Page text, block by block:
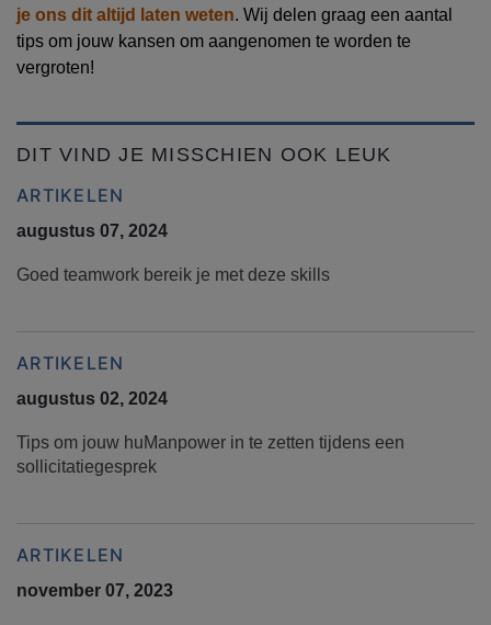
je ons dit altijd laten weten. Wij delen graag een aantal
tips om jouw kansen om aangenomen te worden te
vergroten!
DIT VIND JE MISSCHIEN OOK LEUK
ARTIKELEN
augustus 07, 2024
Goed teamwork bereik je met deze skills
ARTIKELEN
augustus 02, 2024
Tips om jouw huManpower in te zetten tijdens een
sollicitatiegesprek
ARTIKELEN
november 07, 2023